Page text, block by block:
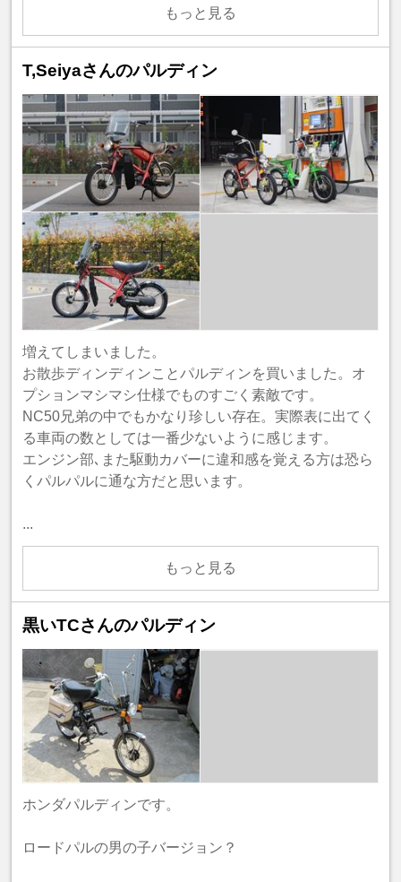
もっと見る
T,Seiyaさんのパルディン
増えてしまいました。
お散歩ディンディンことパルディンを買いました。オ
プションマシマシ仕様でものすごく素敵です。
NC50兄弟の中でもかなり珍しい存在。実際表に出てく
る車両の数としては一番少ないように感じます。
エンジン部､また駆動カバーに違和感を覚える方は恐ら
くパルパルに通な方だと思います。
...
もっと見る
黒いTCさんのパルディン
ホンダパルディンです。
ロードパルの男の子バージョン？